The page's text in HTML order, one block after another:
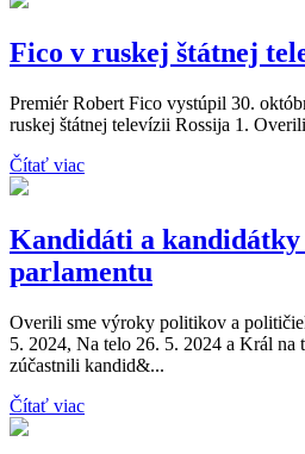
Fico v ruskej štátnej
Premiér Robert Fico vystúpil 30.
ruskej štátnej televízii Rossija 1.
Čítať viac
Kandidáti a kandidátky
parlamentu
Overili sme výroky politikov a
5. 2024, Na telo 26. 5. 2024 a Král na
zúčastnili kandid&...
Čítať viac